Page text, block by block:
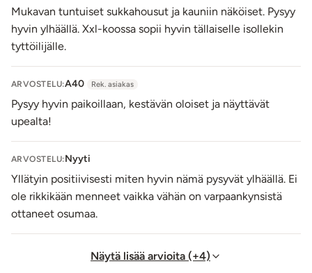
Mukavan tuntuiset sukkahousut ja kauniin näköiset. Pysyy
hyvin ylhäällä. Xxl-koossa sopii hyvin tällaiselle isollekin
tyttöilijälle.
ARVOSTELU:A40 Rek. asiakas
Pysyy hyvin paikoillaan, kestävän oloiset ja näyttävät
upealta!
ARVOSTELU:Nyyti
Yllätyin positiivisesti miten hyvin nämä pysyvät ylhäällä. Ei
ole rikkikään menneet vaikka vähän on varpaankynsistä
ottaneet osumaa.
Näytä lisää arvioita (+4)